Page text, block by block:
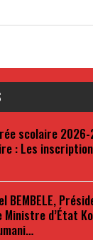
scolaire
: Les
BEMBELE,
Ministre d’État